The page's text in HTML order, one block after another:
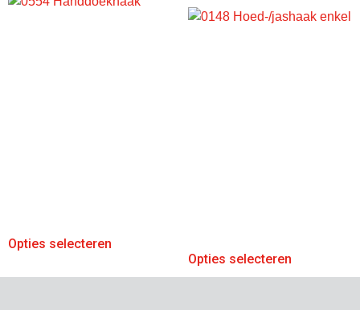
Opties selecteren
Opties selecteren